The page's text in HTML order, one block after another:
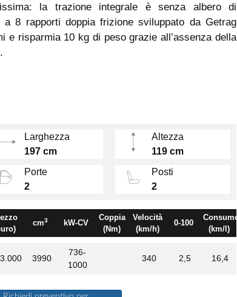
la trazione integrale è senza albero di
8 rapporti doppia frizione sviluppato da Getrag
e risparmia 10 kg di peso grazie all’assenza della
Larghezza
197 cm
Altezza
119 cm
Porte
2
Posti
2
cm3 kW-CV
Coppia
(Nm)
Velocità
(km/h)
0-100
Consumo
(km/l)
3990
736-
1000
340 2,5 16,4